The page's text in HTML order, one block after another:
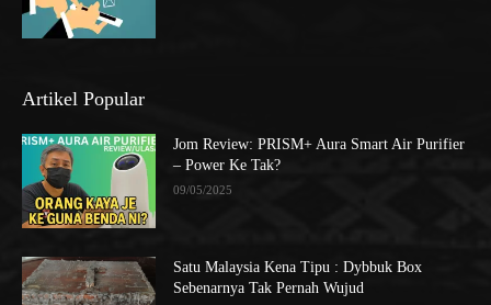
Artikel Popular
Jom Review: PRISM+ Aura Smart Air Purifier
– Power Ke Tak?
09/05/2025
Satu Malaysia Kena Tipu : Dybbuk Box
Sebenarnya Tak Pernah Wujud